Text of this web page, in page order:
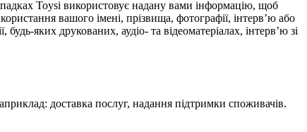
Toysi використовує надану вами інформацію, щоб
вашого імені, прізвища, фотографії, інтерв’ю або
яких друкованих, аудіо- та відеоматеріалах, інтерв’ю зі
доставка послуг, надання підтримки споживачів.